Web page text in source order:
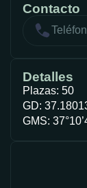
Contacto
Detalles
Plazas: 50
GD:
GMS: